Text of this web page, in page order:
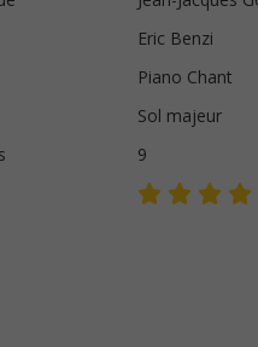
Eric Benzi
Piano Chant
Sol majeur
9